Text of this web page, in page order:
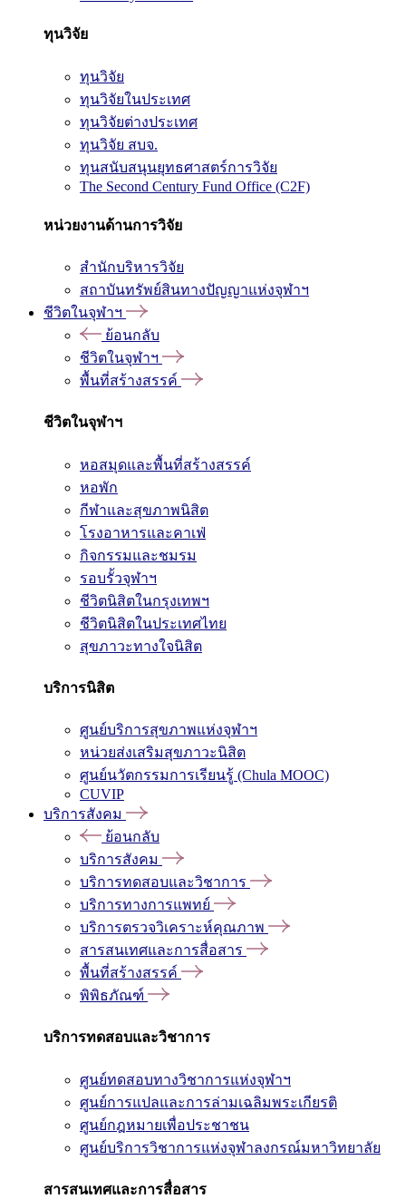
ทุนวิจัย
ทุนวิจัย
ทุนวิจัยในประเทศ
ทุนวิจัยต่างประเทศ
ทุนวิจัย สบจ.
ทุนสนับสนุนยุทธศาสตร์การวิจัย
The Second Century Fund Office (C2F)
หน่วยงานด้านการวิจัย
สำนักบริหารวิจัย
สถาบันทรัพย์สินทางปัญญาแห่งจุฬาฯ
ชีวิตในจุฬาฯ
ย้อนกลับ
ชีวิตในจุฬาฯ
พื้นที่สร้างสรรค์
ชีวิตในจุฬาฯ
หอสมุดและพื้นที่สร้างสรรค์
หอพัก
กีฬาและสุขภาพนิสิต
โรงอาหารและคาเฟ่
กิจกรรมและชมรม
รอบรั้วจุฬาฯ
ชีวิตนิสิตในกรุงเทพฯ
ชีวิตนิสิตในประเทศไทย
สุขภาวะทางใจนิสิต
บริการนิสิต
ศูนย์บริการสุขภาพแห่งจุฬาฯ
หน่วยส่งเสริมสุขภาวะนิสิต
ศูนย์นวัตกรรมการเรียนรู้ (Chula MOOC)
CUVIP
บริการสังคม
ย้อนกลับ
บริการสังคม
บริการทดสอบและวิชาการ
บริการทางการแพทย์
บริการตรวจวิเคราะห์คุณภาพ
สารสนเทศและการสื่อสาร
พื้นที่สร้างสรรค์
พิพิธภัณฑ์
บริการทดสอบและวิชาการ
ศูนย์ทดสอบทางวิชาการแห่งจุฬาฯ
ศูนย์การแปลและการล่ามเฉลิมพระเกียรติ
ศูนย์กฎหมายเพื่อประชาชน
ศูนย์บริการวิชาการแห่งจุฬาลงกรณ์มหาวิทยาลัย
สารสนเทศและการสื่อสาร